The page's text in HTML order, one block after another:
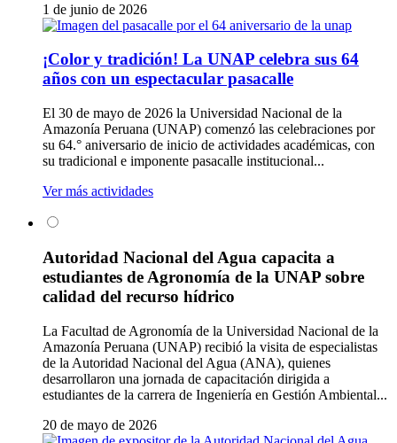
1 de junio de 2026
¡Color y tradición! La UNAP celebra sus 64
años con un espectacular pasacalle
El 30 de mayo de 2026 la Universidad Nacional de la
Amazonía Peruana (UNAP) comenzó las celebraciones por
su 64.° aniversario de inicio de actividades académicas, con
su tradicional e imponente pasacalle institucional...
Ver más actividades
Autoridad Nacional del Agua capacita a
estudiantes de Agronomía de la UNAP sobre
calidad del recurso hídrico
La Facultad de Agronomía de la Universidad Nacional de la
Amazonía Peruana (UNAP) recibió la visita de especialistas
de la Autoridad Nacional del Agua (ANA), quienes
desarrollaron una jornada de capacitación dirigida a
estudiantes de la carrera de Ingeniería en Gestión Ambiental...
20 de mayo de 2026